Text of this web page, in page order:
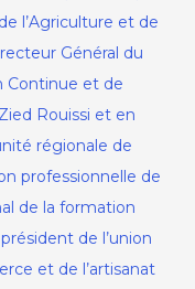
l’Agriculture et de
Général du
Continue et de
Rouissi et en
régionale de
professionnelle de
de la formation
de l’union
et de l’artisanat